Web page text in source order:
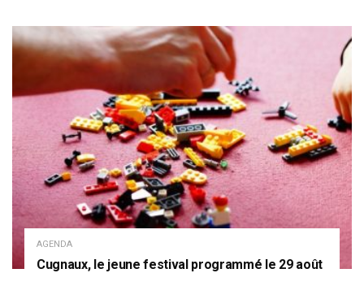
AGENDA
Cugnaux, le jeune festival programmé le 29 août